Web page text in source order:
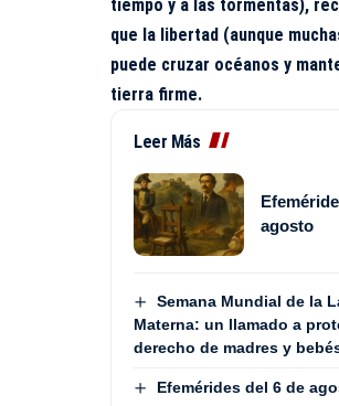
tiempo y a las tormentas),
que la libertad (aunque
puede cruzar océanos y
tierra firme.
Leer Más
agosto
Semana Mundial de la
Materna: un llamado a
derecho de madres y
Efemérides del 6 de